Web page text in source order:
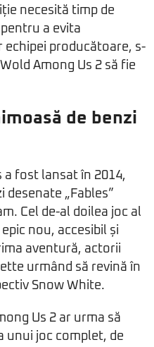
necesită timp de
a evita
producătoare, s-
Among Us 2 să fie
de benzi
a fost lansat în 2014,
desenate „Fables”
Cel de-al doilea joc al
nou, accesibil și
aventură, actorii
urmând să revină în
Snow White.
Us 2 ar urma să
unui joc complet, de